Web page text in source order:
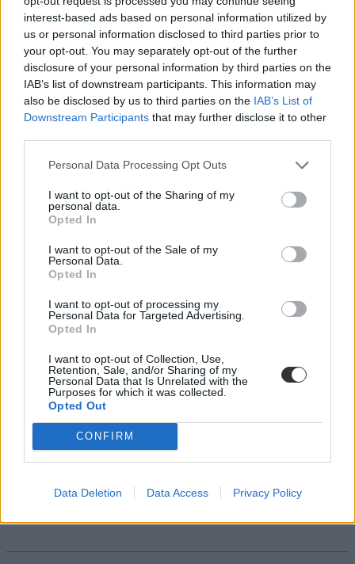
interest-based ads based on personal information utilized by
us or personal information disclosed to third parties prior to
your opt-out. You may separately opt-out of the further
disclosure of your personal information by third parties on the
IAB’s list of downstream participants. This information may
also be disclosed by us to third parties on the IAB’s List of
Downstream Participants that may further disclose it to other
Personal Data Processing Opt Outs
I want to opt-out of the Sharing of my
personal data.
Opted In
I want to opt-out of the Sale of my
Personal Data.
Opted In
I want to opt-out of processing my
Personal Data for Targeted Advertising.
Opted In
I want to opt-out of Collection, Use,
Retention, Sale, and/or Sharing of my
Personal Data that Is Unrelated with the
Purposes for which it was collected.
Opted Out
CONFIRM
Data Deletion Data Access Privacy Policy
Jóval szigorúbb lesz a felvételi 2020-tól
Az összes szakon kötelező lesz az emelt szintű érettségi? Mi a
Érettségi-felvételi